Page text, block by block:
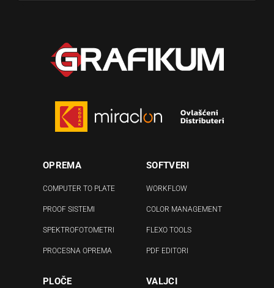
OPREMA
COMPUTER TO PLATE
PROOF SISTEMI
SPEKTROFOTOMETRI
PROCESNA OPREMA
SOFTVERI
WORKFLOW
COLOR MANAGEMENT
FLEXO TOOLS
PDF EDITORI
PLOČE VALJCI